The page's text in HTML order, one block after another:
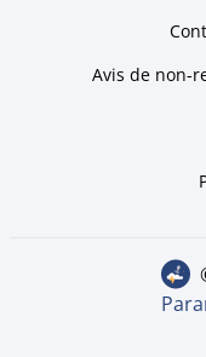
Avis de non-